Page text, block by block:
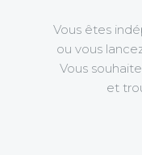
Vous êtes
ou vous
Vous
et